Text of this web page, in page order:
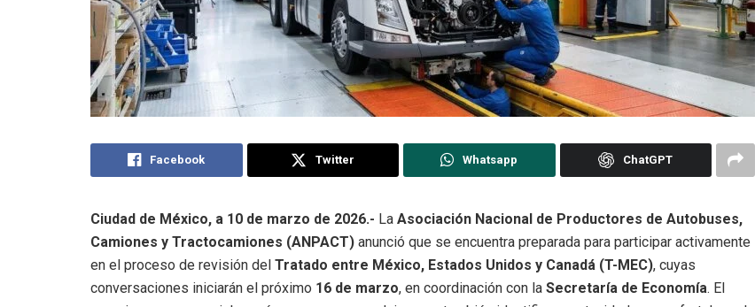
Facebook Twitter Whatsapp ChatGPT
Ciudad de México, a 10 de marzo de 2026.- La Asociación Nacional de Productores de Autobuses,
Camiones y Tractocamiones (ANPACT) anunció que se encuentra preparada para participar activamente
en el proceso de revisión del Tratado entre México, Estados Unidos y Canadá (T-MEC), cuyas
conversaciones iniciarán el próximo 16 de marzo, en coordinación con la Secretaría de Economía. El